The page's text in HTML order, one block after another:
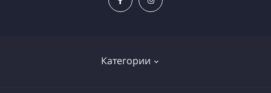
Категории